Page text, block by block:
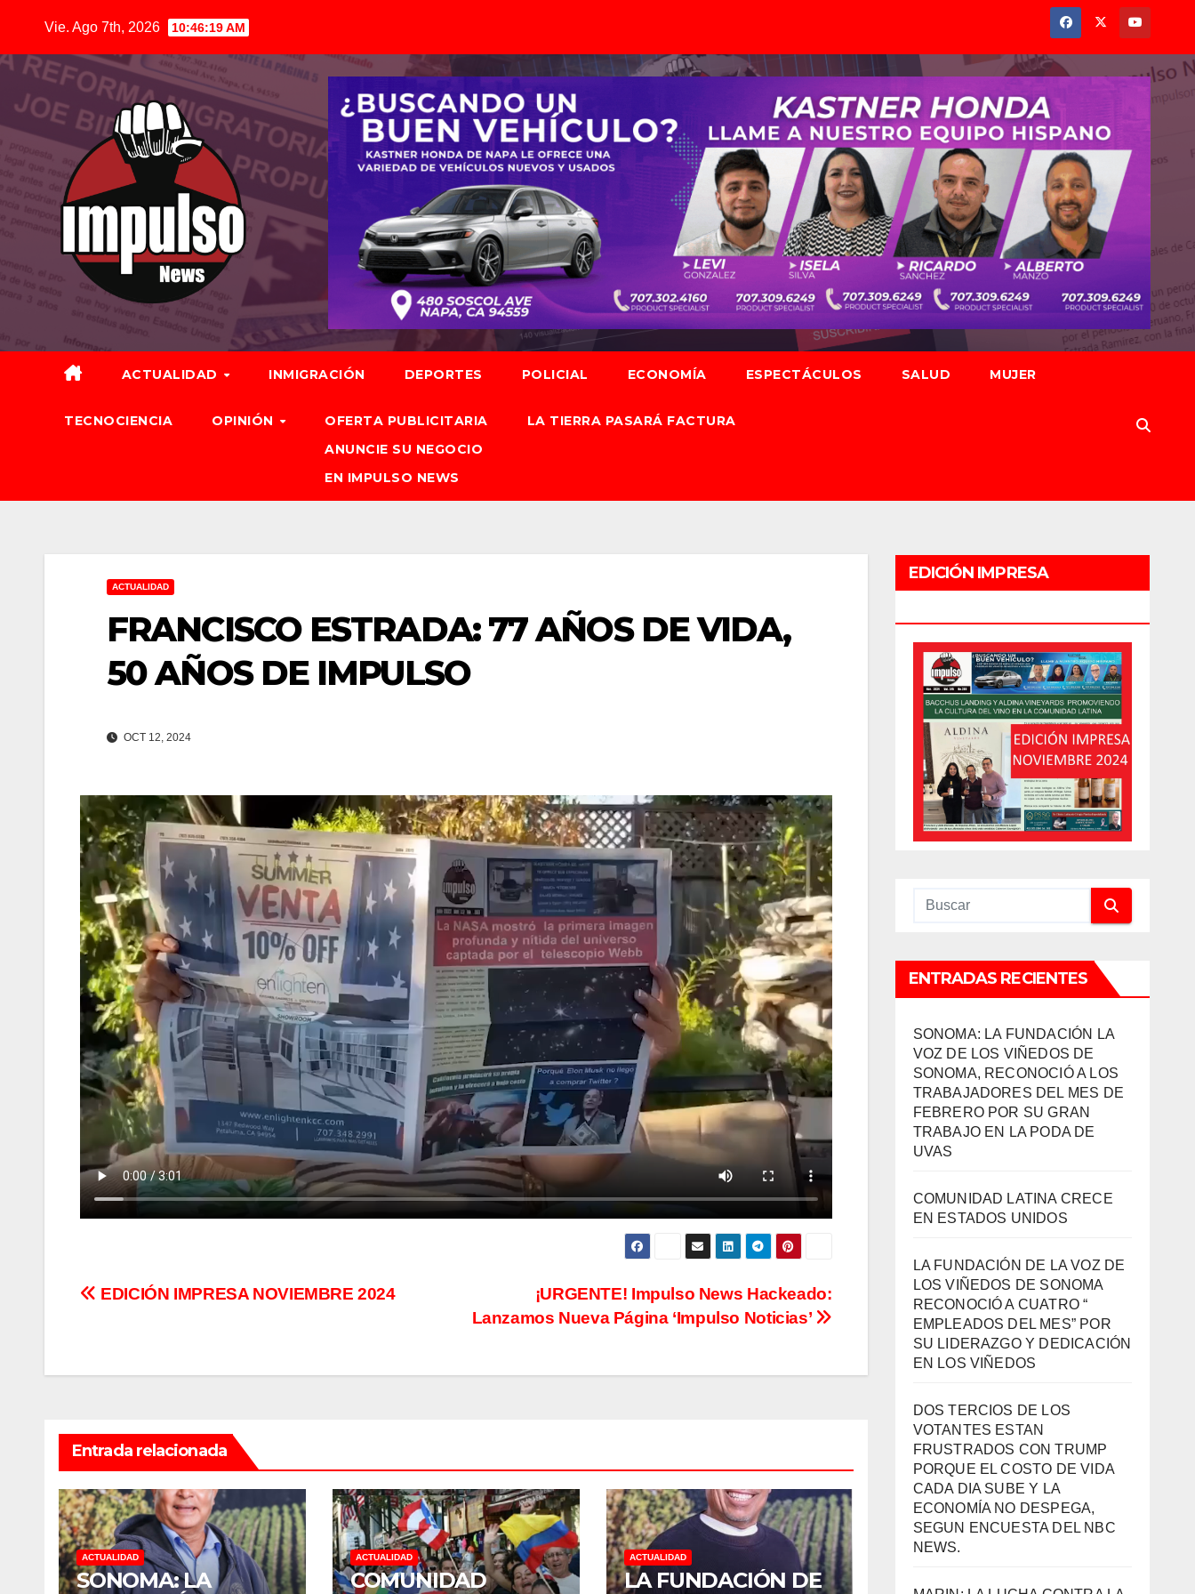
contenido
Vie. Ago 7th, 2026 10:46:20 AM
ACTUALIDAD INMIGRACIÓN DEPORTES POLICIAL ECONOMÍA ESPECTÁCULOS SALUD MUJER
TECNOCIENCIA OPINIÓN
OFERTA PUBLICITARIA
ANUNCIE SU NEGOCIO
EN IMPULSO NEWS
LA TIERRA PASARÁ FACTURA
ACTUALIDAD
FRANCISCO ESTRADA: 77 AÑOS DE VIDA,
50 AÑOS DE IMPULSO
OCT 12, 2024
Navegación
entradas
¡URGENTE! Impulso News Hackeado:
Lanzamos Nueva Página ‘Impulso Noticias’
EDICIÓN IMPRESA NOVIEMBRE 2024
Entrada relacionada
ACTUALIDAD
SONOMA: LA
ACTUALIDAD
COMUNIDAD
ACTUALIDAD
LA FUNDACIÓN DE
EDICIÓN IMPRESA
ENTRADAS RECIENTES
SONOMA: LA FUNDACIÓN LA
VOZ DE LOS VIÑEDOS DE
SONOMA, RECONOCIÓ A LOS
TRABAJADORES DEL MES DE
FEBRERO POR SU GRAN
TRABAJO EN LA PODA DE
UVAS
COMUNIDAD LATINA CRECE
EN ESTADOS UNIDOS
LA FUNDACIÓN DE LA VOZ DE
LOS VIÑEDOS DE SONOMA
RECONOCIÓ A CUATRO “
EMPLEADOS DEL MES” POR
SU LIDERAZGO Y DEDICACIÓN
EN LOS VIÑEDOS
DOS TERCIOS DE LOS
VOTANTES ESTAN
FRUSTRADOS CON TRUMP
PORQUE EL COSTO DE VIDA
CADA DIA SUBE Y LA
ECONOMÍA NO DESPEGA,
SEGUN ENCUESTA DEL NBC
NEWS.